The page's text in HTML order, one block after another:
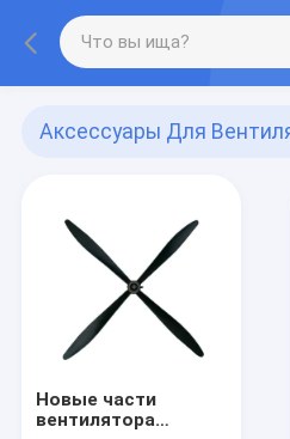
Аксессуары Для
Новые части
вентилятора